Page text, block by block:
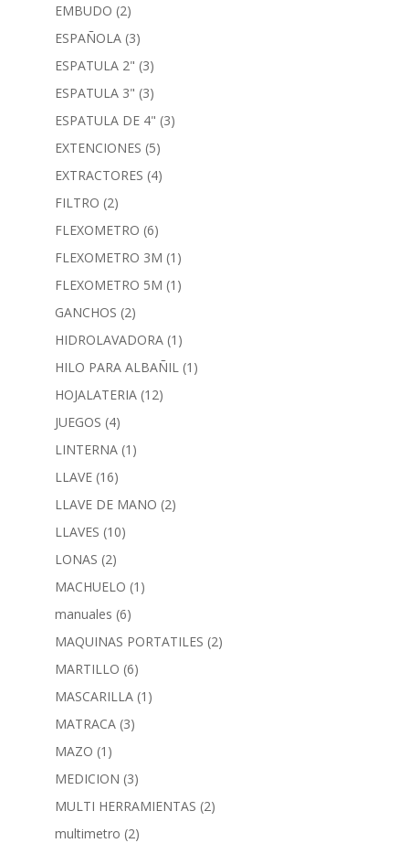
EMBUDO (2)
ESPAÑOLA (3)
ESPATULA 2" (3)
ESPATULA 3" (3)
ESPATULA DE 4" (3)
EXTENCIONES (5)
EXTRACTORES (4)
FILTRO (2)
FLEXOMETRO (6)
FLEXOMETRO 3M (1)
FLEXOMETRO 5M (1)
GANCHOS (2)
HIDROLAVADORA (1)
HILO PARA ALBAÑIL (1)
HOJALATERIA (12)
JUEGOS (4)
LINTERNA (1)
LLAVE (16)
LLAVE DE MANO (2)
LLAVES (10)
LONAS (2)
MACHUELO (1)
manuales (6)
MAQUINAS PORTATILES (2)
MARTILLO (6)
MASCARILLA (1)
MATRACA (3)
MAZO (1)
MEDICION (3)
MULTI HERRAMIENTAS (2)
multimetro (2)